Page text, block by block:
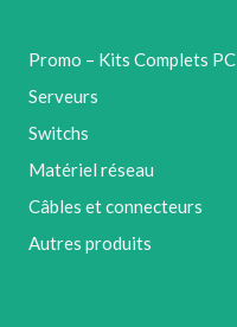
Promo – Kits Complets PC
Serveurs
Switchs
Matériel réseau
Câbles et connecteurs
Autres produits